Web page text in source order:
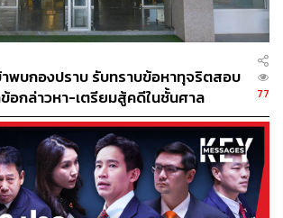
ระชามติร่างรัฐธรรมนูญฉบับ สสร. หาก
ระชามติ ซึ่งอาจไม่ได้หมายถึงประชาชน
บรัฐธรรมนูญฉบับปัจจุบัน ฉบับปี 2560
ทางการตั้ง สสร. ร่างรัฐธรรมนูญฉบับใหม่
งรัฐสภา 2 ใน 3 ให้ความเห็นชอบเชื่อว่า
กในการดำเนินการ โดยตั้งข้อสังเกตว่า
การแก้รัฐธรรมนูญจะต้องเกิดรัฐประหาร
ม่ทั้งฉบับได้ ก่อนจะย้ำว่าพรรคฝ่ายค้าน
ถาปนารัฐธรรมนูญเป็นอำนาจของ
พบกองปราบ รับทราบข้อหาทุจริตสอบ
อกล่าวหา-เตรียมสู้คดีในชั้นศาล
77